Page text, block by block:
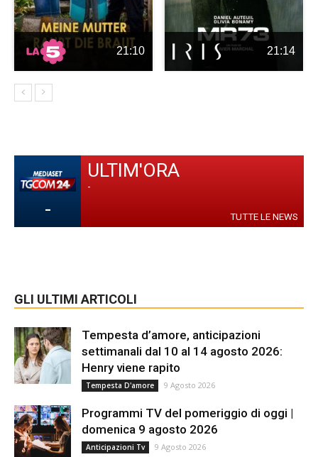
21:10 21:14
-
ULTIM'ORA
-
TUTTE LE NEWS
GLI ULTIMI ARTICOLI
Tempesta d’amore, anticipazioni
settimanali dal 10 al 14 agosto 2026:
Henry viene rapito
Tempesta D'amore 9 Agosto 2026
Programmi TV del pomeriggio di oggi |
domenica 9 agosto 2026
Anticipazioni Tv 9 Agosto 2026